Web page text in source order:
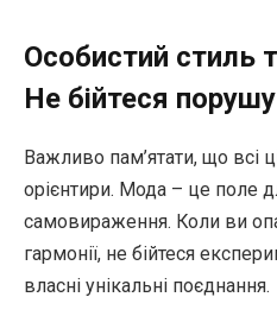
Особистий стиль
Не бійтеся
Важливо пам’ятати, що всі
орієнтири. Мода – це поле
самовираження. Коли ви
гармонії, не бійтеся
власні унікальні поєднання.